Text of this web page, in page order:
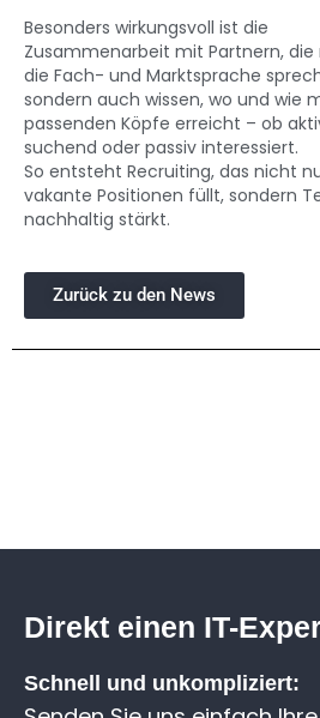
Besonders wirkungsvoll ist die
Zusammenarbeit mit Partnern,
die Fach- und Marktsprache
sondern auch wissen, wo und wie
passenden Köpfe erreicht – ob
suchend oder passiv interessiert.
So entsteht Recruiting, das nicht
vakante Positionen füllt, sondern
nachhaltig stärkt.
Zurück zu den News
Direkt einen IT-
Schnell und unkompliziert: